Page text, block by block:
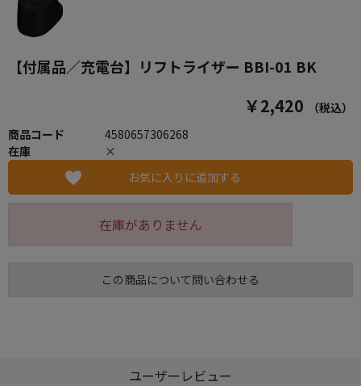
【付属品／充電台】リフトライザー BBI-01 BK
￥2,420
（税込）
商品コード
4580657306268
在庫
×
お気に入りに追加する
在庫がありません
この商品について問い合わせる
ユーザーレビュー